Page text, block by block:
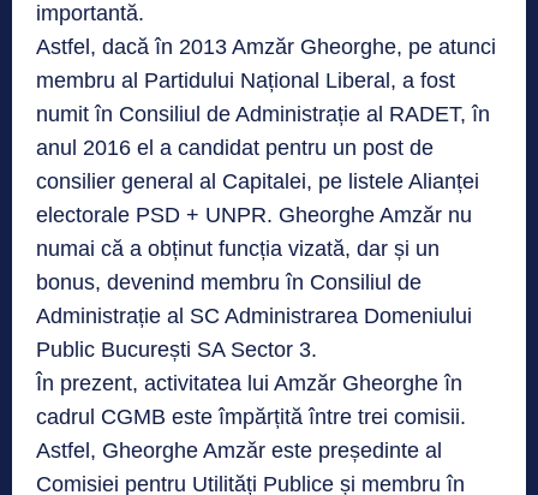
importantă.
Astfel, dacă în 2013 Amzăr Gheorghe, pe atunci
membru al Partidului Național Liberal, a fost
numit în Consiliul de Administrație al RADET, în
anul 2016 el a candidat pentru un post de
consilier general al Capitalei, pe listele Alianței
electorale PSD + UNPR. Gheorghe Amzăr nu
numai că a obținut funcția vizată, dar și un
bonus, devenind membru în Consiliul de
Administrație al SC Administrarea Domeniului
Public București SA Sector 3.
În prezent, activitatea lui Amzăr Gheorghe în
cadrul CGMB este împărțită între trei comisii.
Astfel, Gheorghe Amzăr este președinte al
Comisiei pentru Utilități Publice și membru în